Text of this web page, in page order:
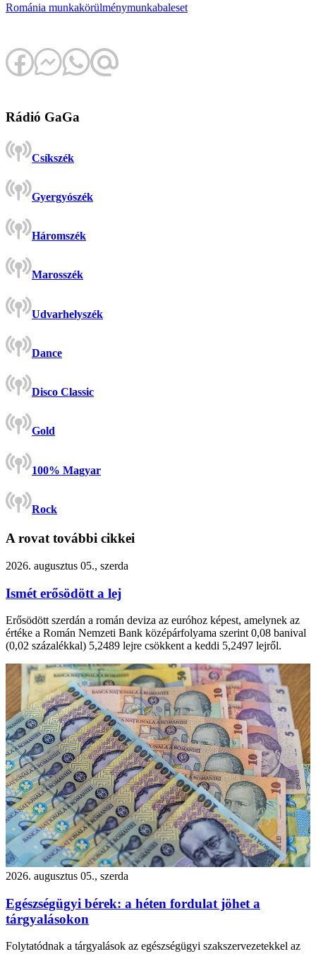
Románia munkakörülménymunkabaleset
Rádió GaGa
Csíkszék
Gyergyószék
Háromszék
Marosszék
Udvarhelyszék
Dance
Disco Classic
Gold
100% Magyar
Rock
A rovat további cikkei
2026. augusztus 05., szerda
Ismét erősödött a lej
Erősödött szerdán a román deviza az euróhoz képest, amelynek az
értéke a Román Nemzeti Bank középárfolyama szerint 0,08 banival
(0,02 százalékkal) 5,2489 lejre csökkent a keddi 5,2497 lejről.
2026. augusztus 05., szerda
Egészségügyi bérek: a héten fordulat jöhet a
tárgyalásokon
Folytatódnak a tárgyalások az egészségügyi szakszervezetekkel az